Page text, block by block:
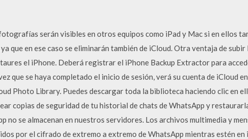
serán visibles en otros equipos como iPad y Mac si en ellos
que en ese caso se eliminarán también de iCloud. Otra ventaja de
el iPhone. Deberá registrar el iPhone Backup Extractor para
que se haya completado el inicio de sesión, verá su cuenta de iCloud
Photo Library. Puedes descargar toda la biblioteca haciendo clic en
copias de seguridad de tu historial de chats de WhatsApp y
no se almacenan en nuestros servidores. Los archivos multimedia y
por el cifrado de extremo a extremo de WhatsApp mientras estén en